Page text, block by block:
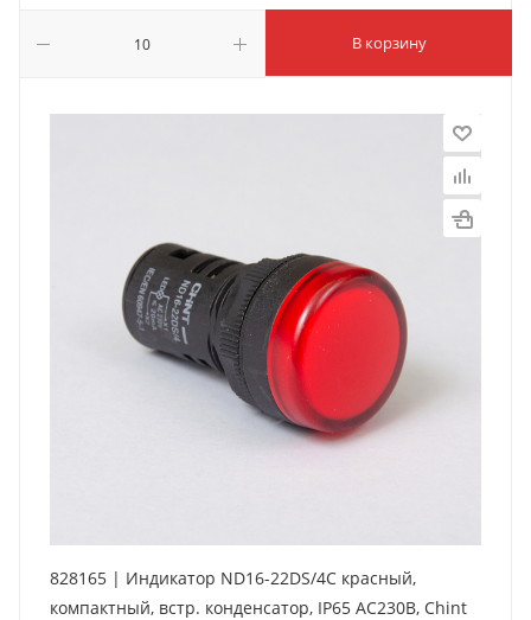
В корзину
828165 | Индикатор ND16-22DS/4C красный,
компактный, встр. конденсатор, IP65 АС230В, Chint